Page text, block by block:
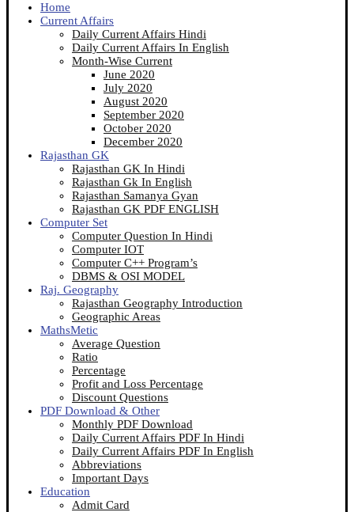
Home
Current Affairs
Daily Current Affairs Hindi
Daily Current Affairs In English
Month-Wise Current
June 2020
July 2020
August 2020
September 2020
October 2020
December 2020
Rajasthan GK
Rajasthan GK In Hindi
Rajasthan Gk In English
Rajasthan Samanya Gyan
Rajasthan GK PDF ENGLISH
Computer Set
Computer Question In Hindi
Computer IOT
Computer C++ Program’s
DBMS & OSI MODEL
Raj. Geography
Rajasthan Geography Introduction
Geographic Areas
MathsMetic
Average Question
Ratio
Percentage
Profit and Loss Percentage
Discount Questions
PDF Download & Other
Monthly PDF Download
Daily Current Affairs PDF In Hindi
Daily Current Affairs PDF In English
Abbreviations
Important Days
Education
Admit Card